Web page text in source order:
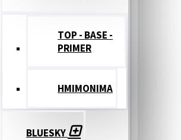
TOP - BASE -
PRIMER
ΗΜΙΜΟΝΙΜΑ
BLUESKY